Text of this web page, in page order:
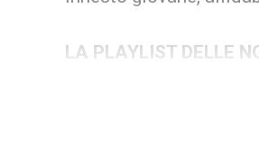
LA PLAYLIST DELLE